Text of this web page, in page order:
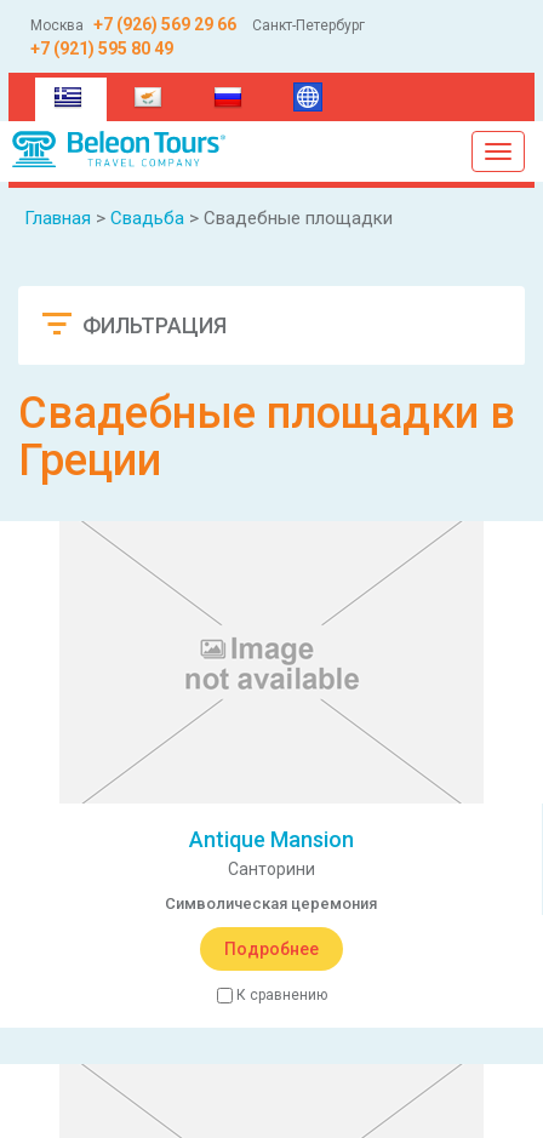
Москва +7 (926) 569 29 66 Санкт-Петербург
+7 (921) 595 80 49
(current)
Главная > Свадьба > Свадебные площадки
ФИЛЬТРАЦИЯ
Свадебные площадки в
Греции
Antique Mansion
Санторини
Символическая церемония
Подробнее
К сравнению